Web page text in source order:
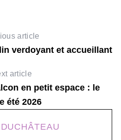
article
verdoyant et accueillant
article
en petit espace : le
été 2026